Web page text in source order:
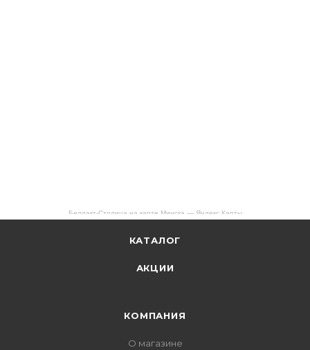
Беллакт-Столица на карте Минска — Яндекс Карты
КАТАЛОГ
АКЦИИ
КОМПАНИЯ
О магазине